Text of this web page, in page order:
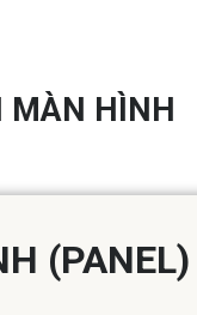
MÀN HÌNH